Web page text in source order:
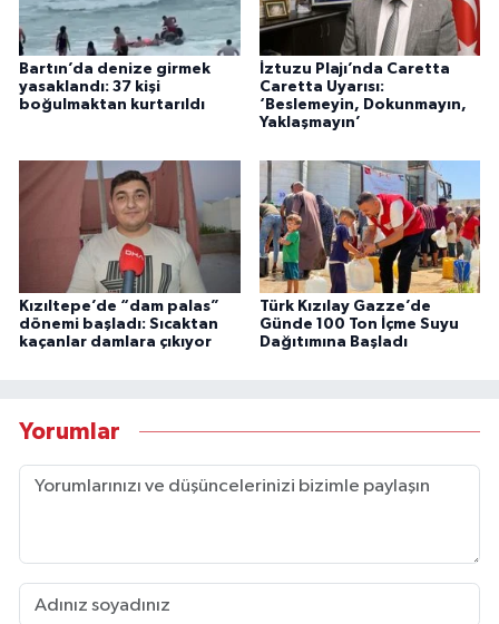
Bartın’da denize girmek
yasaklandı: 37 kişi
boğulmaktan kurtarıldı
İztuzu Plajı’nda Caretta
Caretta Uyarısı:
‘Beslemeyin, Dokunmayın,
Yaklaşmayın’
Kızıltepe’de “dam palas”
dönemi başladı: Sıcaktan
kaçanlar damlara çıkıyor
Türk Kızılay Gazze’de
Günde 100 Ton İçme Suyu
Dağıtımına Başladı
Yorumlar